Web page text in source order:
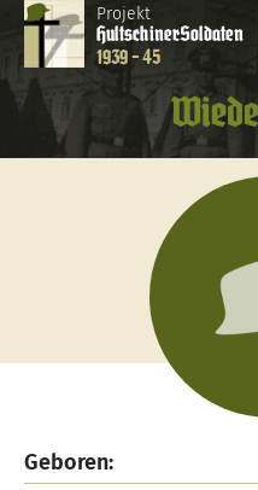
Projekt
HultschinerSoldaten
1939 - 45
Geboren: